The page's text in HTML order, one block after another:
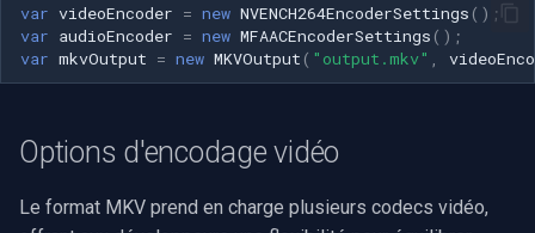
Linksys
LTS
Q-See
Speco Technologies
var videoEncoder = new NVENCH264EncoderSettings ();
var audioEncoder = new MFAACEncoderSettings ();
var mkvOutput = new MKVOutput ( "output.mkv"
Options d'encodage vidéo
Le format MKV prend en charge plusieurs codecs vidéo,